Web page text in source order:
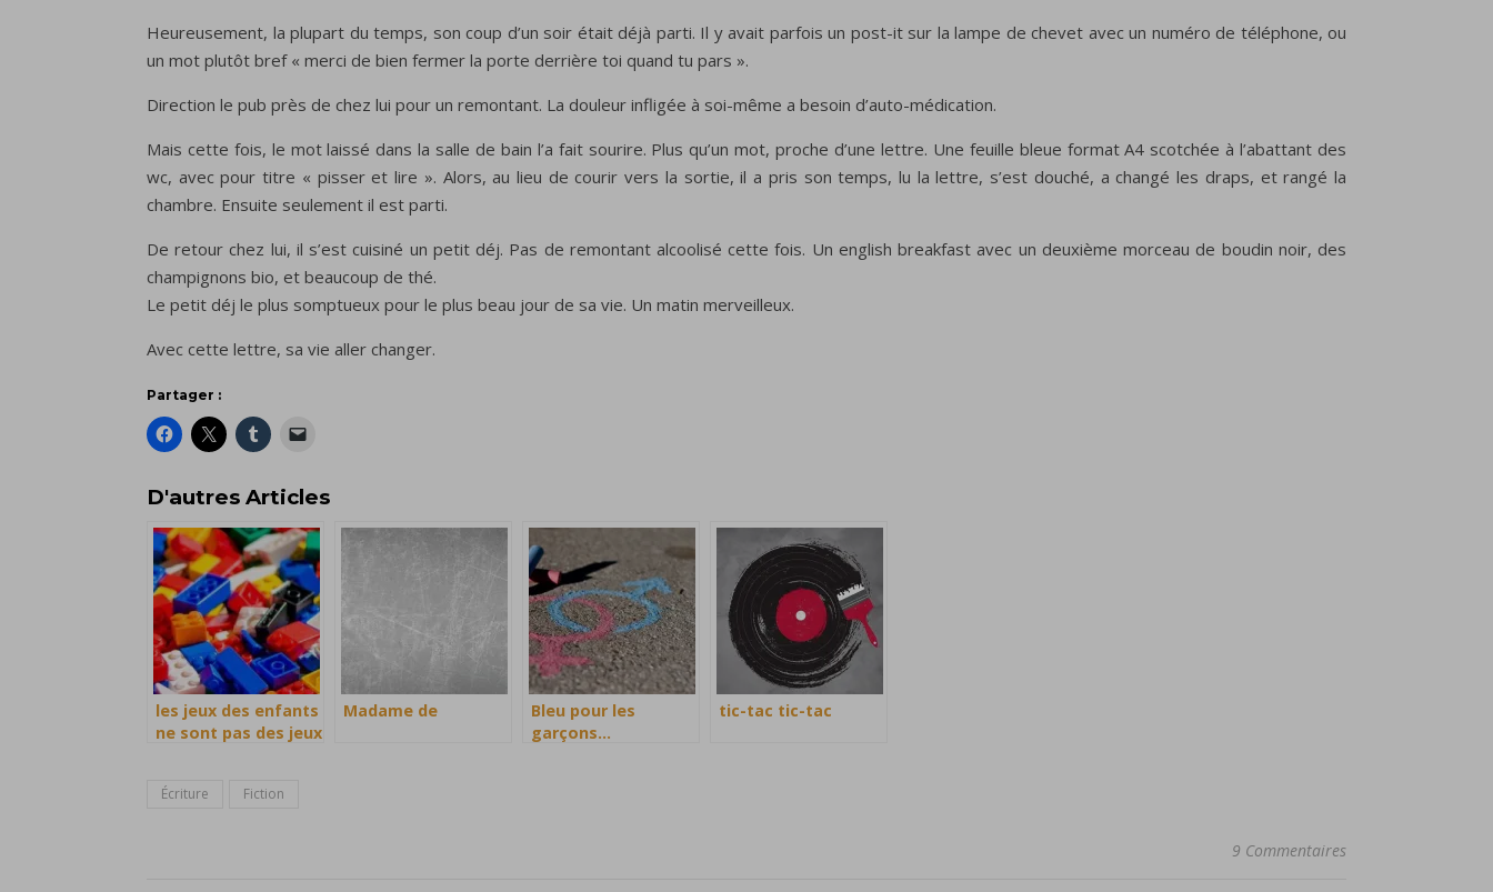
Heureusement, la plupart du temps, son coup d’un soir était déjà parti. Il y avait parfois un post-it sur la lampe de chevet avec un numéro de téléphone, ou
un mot plutôt bref « merci de bien fermer la porte derrière toi quand tu pars ».
Direction le pub près de chez lui pour un remontant. La douleur infligée à soi-même a besoin d’auto-médication.
Mais cette fois, le mot laissé dans la salle de bain l’a fait sourire. Plus qu’un mot, proche d’une lettre. Une feuille bleue format A4 scotchée à l’abattant des
wc, avec pour titre « pisser et lire ». Alors, au lieu de courir vers la sortie, il a pris son temps, lu la lettre, s’est douché, a changé les draps, et rangé la
chambre. Ensuite seulement il est parti.
De retour chez lui, il s’est cuisiné un petit déj. Pas de remontant alcoolisé cette fois. Un english breakfast avec un deuxième morceau de boudin noir, des
champignons bio, et beaucoup de thé.
Le petit déj le plus somptueux pour le plus beau jour de sa vie. Un matin merveilleux.
Avec cette lettre, sa vie aller changer.
Partager :
D'autres Articles
les jeux des enfants
ne sont pas des jeux
Madame de
Bleu pour les
garçons…
tic-tac tic-tac
Écriture Fiction
9 Commentaires